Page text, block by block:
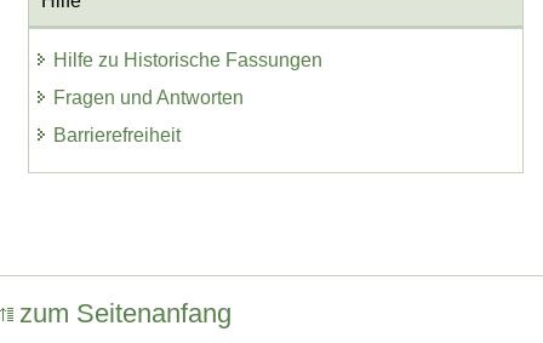
Hilfe zu Historische Fassungen
Fragen und Antworten
Barrierefreiheit
zum Seitenanfang